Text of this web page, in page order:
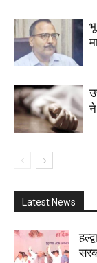
Latest News